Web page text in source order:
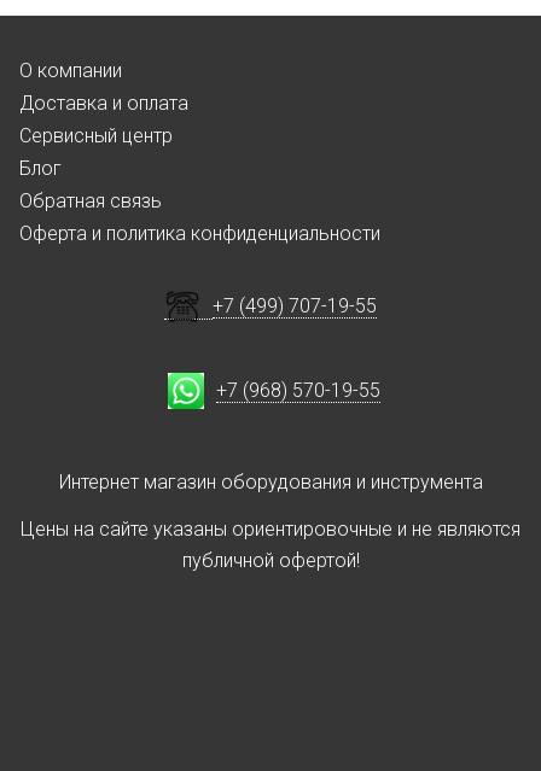
О компании
Доставка и оплата
Сервисный центр
Блог
Обратная связь
Оферта и политика конфиденциальности
+7 (499) 707-19-55
+7 (968) 570-19-55
Интернет магазин оборудования и инструмента
Цены на сайте указаны ориентировочные и не являются
публичной офертой!